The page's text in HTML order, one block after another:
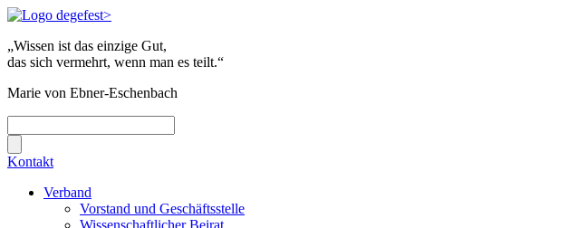
„Wissen ist das einzige Gut,
das sich vermehrt, wenn man es teilt.“
Marie von Ebner-Eschenbach
Kontakt
Verband
Vorstand und Geschäftsstelle
Wissenschaftlicher Beirat